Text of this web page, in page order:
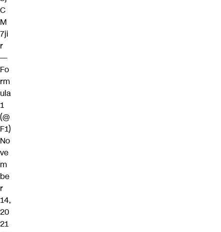
C
M
7ji
r
—
Fo
rm
ula
1
(@
F1)
No
ve
m
be
r
14,
20
21